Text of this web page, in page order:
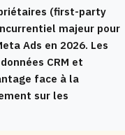
(first-party
majeur pour
Ads en 2026. Les
CRM et
face à la
sur les